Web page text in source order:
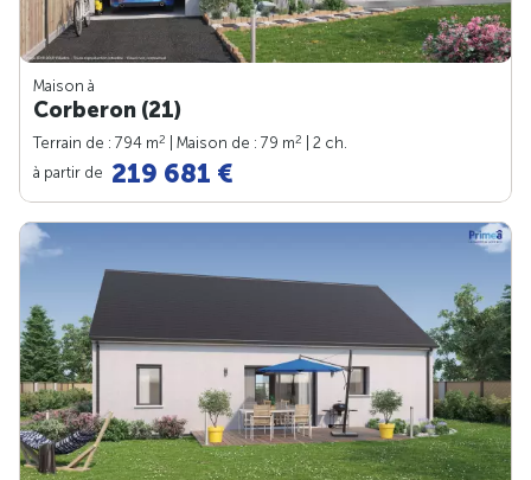
Maison à
Corberon (21)
Terrain de : 794 m2 | Maison de : 79 m2
| 2 ch.
à partir de 219 681 €